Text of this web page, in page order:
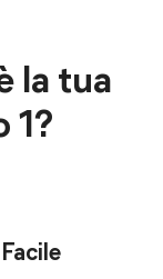
la tua
1?
Facile